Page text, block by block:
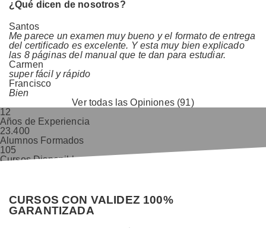
¿Qué dicen de nosotros?
Santos
Me parece un examen muy bueno y el formato de entrega
del certificado es excelente. Y esta muy bien explicado
las 8 páginas del manual que te dan para estudiar.
Carmen
super fácil y rápido
Francisco
Bien
Ver todas las Opiniones (91)
12
Años de Experiencia
23.400
Alumnos Formados
105
Cursos Disponibles
CURSOS CON VALIDEZ 100%
GARANTIZADA